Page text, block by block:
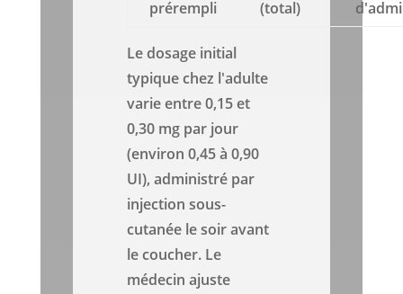
prérempli (total)
Le dosage initial
typique chez l'adulte
varie entre 0,15 et
0,30 mg par jour
(environ 0,45 à 0,90
UI), administré par
injection sous-
cutanée le soir avant
le coucher. Le
médecin ajuste